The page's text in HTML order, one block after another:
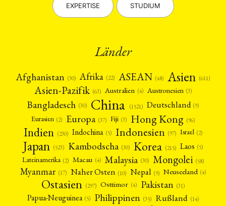
EXPERTISE STUDIUM
Länder
Afghanistan (30) Afrika (22) ASEAN (48) Asien (611)
Asien-Pazifik (63) Australien (4) Austronesien (3)
Bangladesch (30) China (1521) Deutschland (9)
Eurasien (2) Europa (37) Fiji (3) Hong Kong (96)
Indien (230) Indochina (5) Indonesien (97) Israel (2)
Japan (523) Kambodscha (30) Korea (215) Laos (5)
Lateinamerika (2) Macau (4) Malaysia (30) Mongolei (58)
Myanmar (17) Naher Osten (10) Nepal (9) Neuseeland (4)
Ostasien (297) Osttimor (4) Pakistan (31)
Papua-Neuguinea (5) Philippinen (35) Rußland (14)